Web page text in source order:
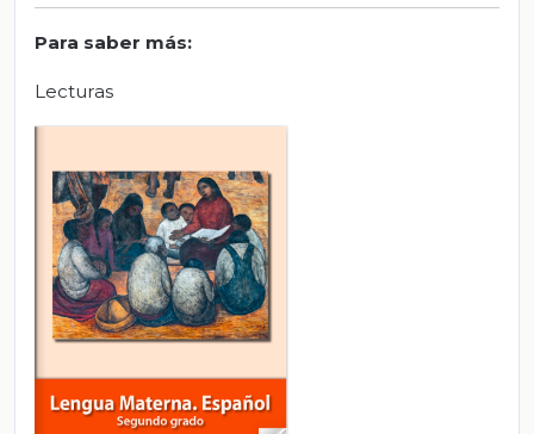
Para saber más:
Lecturas